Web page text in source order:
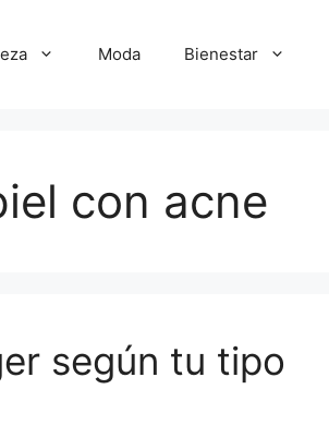
Moda Bienestar
con acne
según tu tipo